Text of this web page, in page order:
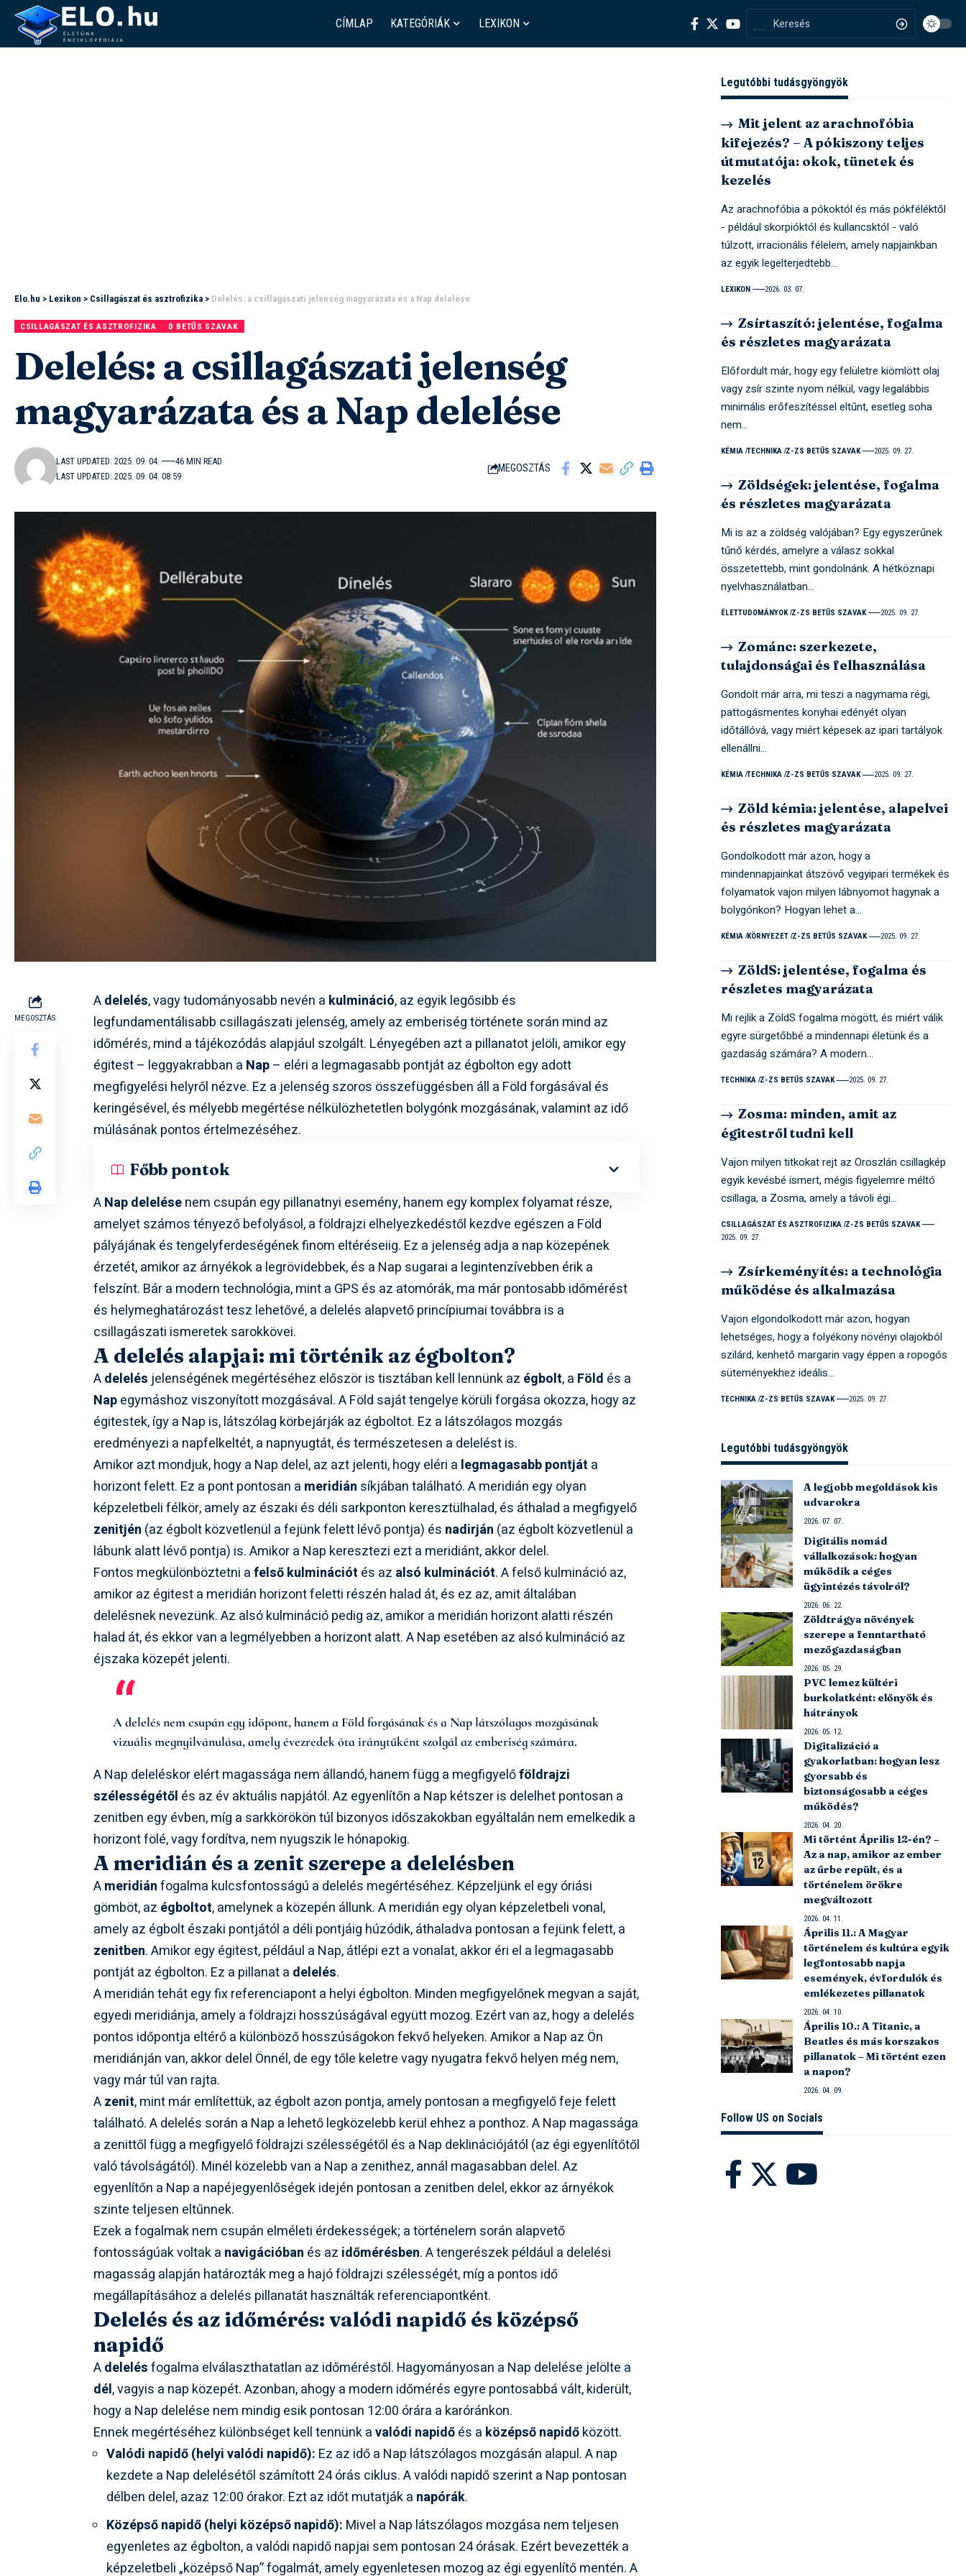
CÍMLAP KATEGÓRIÁK LEXIKON
Elo.hu > Lexikon > Csillagászat és asztrofizika > Delelés: a csillagászati jelenség magyarázata és a Nap delelése
CSILLAGÁSZAT ÉS ASZTROFIZIKA D BETŰS SZAVAK
Delelés: a csillagászati jelenség
magyarázata és a Nap delelése
LAST UPDATED: 2025. 09. 04. 08:59
LAST UPDATED: 2025. 09. 04. 46 MIN READ
MEGOSZTÁS
MEGOSZTÁS
Adelelés, vagy tudományosabb nevén a kulmináció, az egyik legősibb és
legfundamentálisabb csillagászati jelenség, amely az emberiség története során mind az
időmérés, mind a tájékozódás alapjául szolgált. Lényegében azt a pillanatot jelöli, amikor egy
égitest – leggyakrabban a Nap– eléri a legmagasabb pontját az égbolton egy adott
megfigyelési helyről nézve. Ez a jelenség szoros összefüggésben áll a Föld forgásával és
keringésével, és mélyebb megértése nélkülözhetetlen bolygónk mozgásának, valamint az idő
múlásának pontos értelmezéséhez.
Főbb pontok
ANap delelésenem csupán egy pillanatnyi esemény, hanem egy komplex folyamat része,
amelyet számos tényező befolyásol, a földrajzi elhelyezkedéstől kezdve egészen a Föld
pályájának és tengelyferdeségének finom eltéréseiig. Ez a jelenség adja a nap közepének
érzetét, amikor az árnyékok a legrövidebbek, és a Nap sugarai a legintenzívebben érik a
felszínt. Bár a modern technológia, mint a GPS és az atomórák, ma már pontosabb időmérést
és helymeghatározást tesz lehetővé, a delelés alapvető princípiumai továbbra is a
csillagászati ismeretek sarokkövei.
A delelés alapjai: mi történik az égbolton?
Adelelés jelenségének megértéséhez először is tisztában kell lennünk az égbolt, a Föld és a
Napegymáshoz viszonyított mozgásával. A Föld saját tengelye körüli forgása okozza, hogy az
égitestek, így a Nap is, látszólag körbejárják az égboltot. Ez a látszólagos mozgás
eredményezi a napfelkeltét, a napnyugtát, és természetesen a delelést is.
Amikor azt mondjuk, hogy a Nap delel, az azt jelenti, hogy eléri a legmagasabb pontját a
horizont felett. Ez a pont pontosan a meridián síkjában található. A meridián egy olyan
képzeletbeli félkör, amely az északi és déli sarkponton keresztülhalad, és áthalad a megfigyelő
zenitjén (az égbolt közvetlenül a fejünk felett lévő pontja) és nadirján (az égbolt közvetlenül a
lábunk alatt lévő pontja) is. Amikor a Nap keresztezi ezt a meridiánt, akkor delel.
Fontos megkülönböztetni afelső kulminációt és az alsó kulminációt. A felső kulmináció az,
amikor az égitest a meridián horizont feletti részén halad át, és ez az, amit általában
delelésnek nevezünk. Az alsó kulmináció pedig az, amikor a meridián horizont alatti részén
halad át, és ekkor van a legmélyebben a horizont alatt. A Nap esetében az alsó kulmináció az
éjszaka közepét jelenti.
A delelés nem csupán egy időpont, hanem a Föld forgásának és a Nap látszólagos mozgásának
vizuális megnyilvánulása, amely évezredek óta iránytűként szolgál az emberiség számára.
A Nap deleléskor elért magassága nem állandó, hanem függ a megfigyelőföldrajzi
szélességétől és az év aktuális napjától. Az egyenlítőn a Nap kétszer is delelhet pontosan a
zenitben egy évben, míg a sarkkörökön túl bizonyos időszakokban egyáltalán nem emelkedik a
horizont fölé, vagy fordítva, nem nyugszik le hónapokig.
A meridián és a zenit szerepe a delelésben
Ameridiánfogalma kulcsfontosságú a delelés megértéséhez. Képzeljünk el egy óriási
gömböt, az égboltot, amelynek a közepén állunk. A meridián egy olyan képzeletbeli vonal,
amely az égbolt északi pontjától a déli pontjáig húzódik, áthaladva pontosan a fejünk felett, a
zenitben. Amikor egy égitest, például a Nap, átlépi ezt a vonalat, akkor éri el a legmagasabb
pontját az égbolton. Ez a pillanat a delelés.
A meridián tehát egy fix referenciapont a helyi égbolton. Minden megfigyelőnek megvan a saját,
egyedi meridiánja, amely a földrajzi hosszúságával együtt mozog. Ezért van az, hogy a delelés
pontos időpontja eltérő a különböző hosszúságokon fekvő helyeken. Amikor a Nap az Ön
meridiánján van, akkor delel Önnél, de egy tőle keletre vagy nyugatra fekvő helyen még nem,
vagy már túl van rajta.
Azenit, mint már említettük, az égbolt azon pontja, amely pontosan a megfigyelő feje felett
található. A delelés során a Nap a lehető legközelebb kerül ehhez a ponthoz. A Nap magassága
a zenittől függ a megfigyelő földrajzi szélességétől és a Nap deklinációjától (az égi egyenlítőtől
való távolságától). Minél közelebb van a Nap a zenithez, annál magasabban delel. Az
egyenlítőn a Nap a napéjegyenlőségek idején pontosan a zenitben delel, ekkor az árnyékok
szinte teljesen eltűnnek.
Ezek a fogalmak nem csupán elméleti érdekességek; a történelem során alapvető
fontosságúak voltak a navigációban és az időmérésben. A tengerészek például a delelési
magasság alapján határozták meg a hajó földrajzi szélességét, míg a pontos idő
megállapításához a delelés pillanatát használták referenciapontként.
Delelés és az időmérés: valódi napidő és középső
napidő
Adelelésfogalma elválaszthatatlan az időméréstől. Hagyományosan a Nap delelése jelölte a
dél, vagyis a nap közepét. Azonban, ahogy a modern időmérés egyre pontosabbá vált, kiderült,
hogy a Nap delelése nem mindig esik pontosan 12:00 órára a karóránkon.
Ennek megértéséhez különbséget kell tennünk avalódi napidőés a középső napidőközött.
Valódi napidő (helyi valódi napidő): Ez az idő a Nap látszólagos mozgásán alapul. A nap
kezdete a Nap delelésétől számított 24 órás ciklus. A valódi napidő szerint a Nap pontosan
délben delel, azaz 12:00 órakor. Ezt az időt mutatják a napórák.
Középső napidő (helyi középső napidő): Mivel a Nap látszólagos mozgása nem teljesen
egyenletes az égbolton, a valódi napidő napjai sem pontosan 24 órásak. Ezért bevezették a
képzeletbeli „középső Nap” fogalmát, amely egyenletesen mozog az égi egyenlítő mentén. A
Legutóbbi tudásgyöngyök
Mit jelent az arachnofóbia
kifejezés? – A pókiszony teljes
útmutatója: okok, tünetek és
kezelés
Az arachnofóbia a pókoktól és más pókféléktől
- például skorpióktól és kullancsktól - való
túlzott, irracionális félelem, amely napjainkban
az egyik legelterjedtebb…
LEXIKON 2026. 03. 07.
Zsírtaszító: jelentése, fogalma
és részletes magyarázata
Előfordult már, hogy egy felületre kiömlött olaj
vagy zsír szinte nyom nélkül, vagy legalábbis
minimális erőfeszítéssel eltűnt, esetleg soha
nem…
KÉMIA TECHNIKA Z-ZS BETŰS SZAVAK 2025. 09. 27.
Zöldségek: jelentése, fogalma
és részletes magyarázata
Mi is az a zöldség valójában? Egy egyszerűnek
tűnő kérdés, amelyre a válasz sokkal
összetettebb, mint gondolnánk. A hétköznapi
nyelvhasználatban…
ÉLETTUDOMÁNYOK Z-ZS BETŰS SZAVAK 2025. 09. 27.
Zománc: szerkezete,
tulajdonságai és felhasználása
Gondolt már arra, mi teszi a nagymama régi,
pattogásmentes konyhai edényét olyan
időtállóvá, vagy miért képesek az ipari tartályok
ellenállni…
KÉMIA TECHNIKA Z-ZS BETŰS SZAVAK 2025. 09. 27.
Zöld kémia: jelentése, alapelvei
és részletes magyarázata
Gondolkodott már azon, hogy a
mindennapjainkat átszövő vegyipari termékek és
folyamatok vajon milyen lábnyomot hagynak a
bolygónkon? Hogyan lehet a…
KÉMIA KÖRNYEZET Z-ZS BETŰS SZAVAK 2025. 09. 27.
ZöldS: jelentése, fogalma és
részletes magyarázata
Mi rejlik a ZöldS fogalma mögött, és miért válik
egyre sürgetőbbé a mindennapi életünk és a
gazdaság számára? A modern…
TECHNIKA Z-ZS BETŰS SZAVAK 2025. 09. 27.
Zosma: minden, amit az
égitestről tudni kell
Vajon milyen titkokat rejt az Oroszlán csillagkép
egyik kevésbé ismert, mégis figyelemre méltó
csillaga, a Zosma, amely a távoli égi…
CSILLAGÁSZAT ÉS ASZTROFIZIKA Z-ZS BETŰS SZAVAK
2025. 09. 27.
Zsírkeményítés: a technológia
működése és alkalmazása
Vajon elgondolkodott már azon, hogyan
lehetséges, hogy a folyékony növényi olajokból
szilárd, kenhető margarin vagy éppen a ropogós
süteményekhez ideális…
TECHNIKA Z-ZS BETŰS SZAVAK 2025. 09. 27.
Legutóbbi tudásgyöngyök
A legjobb megoldások kis
udvarokra
2026. 07. 07.
Digitális nomád
vállalkozások: hogyan
működik a céges
ügyintézés távolról?
2026. 06. 22.
Zöldtrágya növények
szerepe a fenntartható
mezőgazdaságban
2026. 05. 29.
PVC lemez kültéri
burkolatként: előnyök és
hátrányok
2026. 05. 12.
Digitalizáció a
gyakorlatban: hogyan lesz
gyorsabb és
biztonságosabb a céges
működés?
2026. 04. 20.
Mi történt Április 12-én? –
Az a nap, amikor az ember
az űrbe repült, és a
történelem örökre
megváltozott
2026. 04. 11.
Április 11.: A Magyar
történelem és kultúra egyik
legfontosabb napja
események, évfordulók és
emlékezetes pillanatok
2026. 04. 10.
Április 10.: A Titanic, a
Beatles és más korszakos
pillanatok – Mi történt ezen
a napon?
2026. 04. 09.
Follow US on Socials